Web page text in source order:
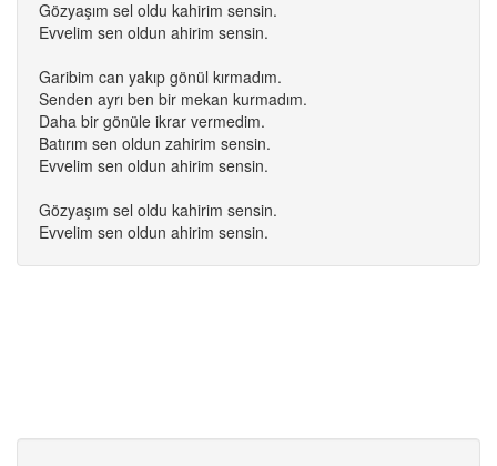
Gözyaşım sel oldu kahirim sensin.
Evvelim sen oldun ahirim sensin.
Garibim can yakıp gönül kırmadım.
Senden ayrı ben bir mekan kurmadım.
Daha bir gönüle ikrar vermedim.
Batırım sen oldun zahirim sensin.
Evvelim sen oldun ahirim sensin.
Gözyaşım sel oldu kahirim sensin.
Evvelim sen oldun ahirim sensin.